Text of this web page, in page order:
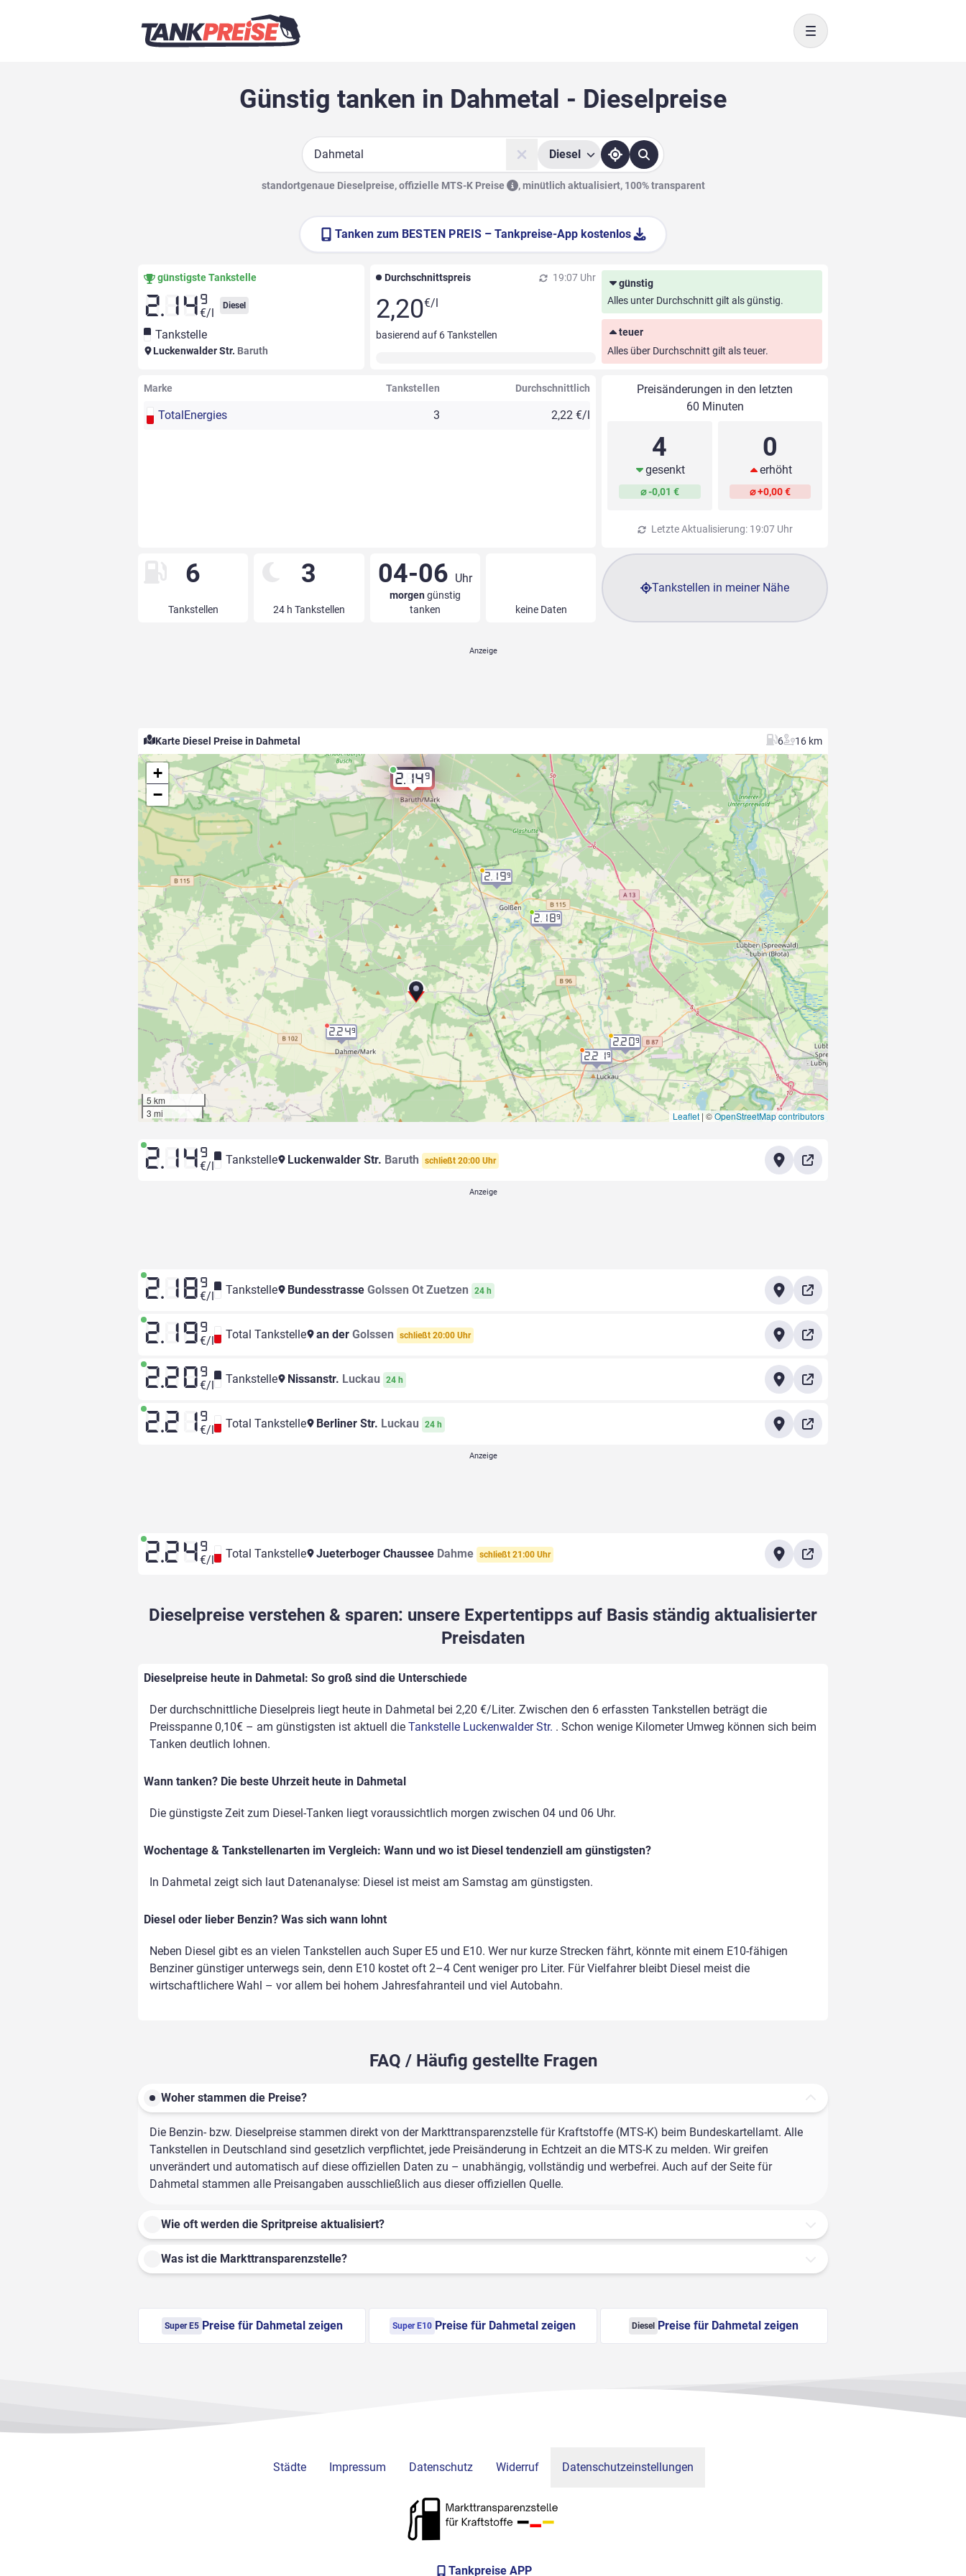
Toggle navigation
Günstig tanken in Dahmetal - Dieselpreise
Suche
Diesel
standortgenaue Dieselpreise, offizielle MTS-K Preise ,minütlich aktualisiert, 100% transparent
Tanken zum BESTEN PREIS – Tankpreise-App kostenlos
günstigste Tankstelle
2.14 9
€/l
Diesel
Tankstelle
Luckenwalder Str. Baruth
Durchschnittspreis 19:07 Uhr
2,20€/l
basierend auf 6Tankstellen
günstig
Alles unter Durchschnitt gilt als günstig.
teuer
Alles über Durchschnitt gilt als teuer.
Marke Tankstellen Durchschnittlich
TotalEnergies 3 2,22 €/l
Preisänderungen in den letzten
60 Minuten
4
gesenkt
⌀ -0,01 €
0
erhöht
⌀ +0,00 €
Letzte Aktualisierung: 19:07 Uhr
6
Tankstellen
3
24 h Tankstellen
04-06 Uhr
morgengünstig
tanken
keine Daten
Tankstellen in meiner Nähe
Karte Diesel Preise in Dahmetal 6 16 km
2.149
2.249
2.219
2.209
2.199
2.189
+
−
5 km
3 mi
Leaflet | ©OpenStreetMap contributors
2.14 9
€/l Tankstelle Luckenwalder Str. Baruth schließt 20:00 Uhr
2.18 9
€/l Tankstelle Bundesstrasse Golssen Ot Zuetzen 24 h
2.19 9
€/l Total Tankstelle an der Golssen schließt 20:00 Uhr
2.20 9
€/l Tankstelle Nissanstr. Luckau 24 h
2.21 9
€/l Total Tankstelle Berliner Str. Luckau 24 h
2.24 9
€/l Total Tankstelle Jueterboger Chaussee Dahme schließt 21:00 Uhr
Dieselpreise verstehen & sparen: unsere Expertentipps auf Basis ständig aktualisierter
Preisdaten
Dieselpreise heute in Dahmetal: So groß sind die Unterschiede
Der durchschnittliche Dieselpreis liegt heute in Dahmetal bei 2,20 €/Liter. Zwischen den 6 erfassten Tankstellen beträgt die
Preisspanne 0,10€ – am günstigsten ist aktuell die Tankstelle Luckenwalder Str. . Schon wenige Kilometer Umweg können sich beim
Tanken deutlich lohnen.
Wann tanken? Die beste Uhrzeit heute in Dahmetal
Die günstigste Zeit zum Diesel-Tanken liegt voraussichtlich morgen zwischen 04 und 06 Uhr.
Wochentage & Tankstellenarten im Vergleich: Wann und wo ist Diesel tendenziell am günstigsten?
In Dahmetal zeigt sich laut Datenanalyse: Diesel ist meist am Samstag am günstigsten.
Diesel oder lieber Benzin? Was sich wann lohnt
Neben Diesel gibt es an vielen Tankstellen auch Super E5 und E10. Wer nur kurze Strecken fährt, könnte mit einem E10-fähigen
Benziner günstiger unterwegs sein, denn E10 kostet oft 2–4 Cent weniger pro Liter. Für Vielfahrer bleibt Diesel meist die
wirtschaftlichere Wahl – vor allem bei hohem Jahresfahranteil und viel Autobahn.
FAQ / Häufig gestellte Fragen
Woher stammen die Preise?
Die Benzin- bzw. Dieselpreise stammen direkt von der Markttransparenzstelle für Kraftstoffe (MTS-K) beim Bundeskartellamt. Alle
Tankstellen in Deutschland sind gesetzlich verpflichtet, jede Preisänderung in Echtzeit an die MTS-K zu melden. Wir greifen
unverändert und automatisch auf diese offiziellen Daten zu – unabhängig, vollständig und werbefrei. Auch auf der Seite für
Dahmetal stammen alle Preisangaben ausschließlich aus dieser offiziellen Quelle.
Wie oft werden die Spritpreise aktualisiert?
Was ist die Markttransparenzstelle?
Super E5 Preise für Dahmetal zeigen Super E10 Preise für Dahmetal zeigen Diesel Preise für Dahmetal zeigen
Städte Impressum Datenschutz Widerruf Datenschutzeinstellungen
Tankpreise APP